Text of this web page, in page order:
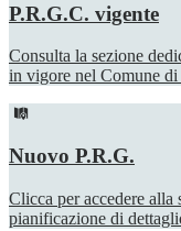
P.R.G.C. vigente
Consulta la sezione
in vigore nel Comune
Nuovo P.R.G.
Clicca per accedere alla
pianificazione di